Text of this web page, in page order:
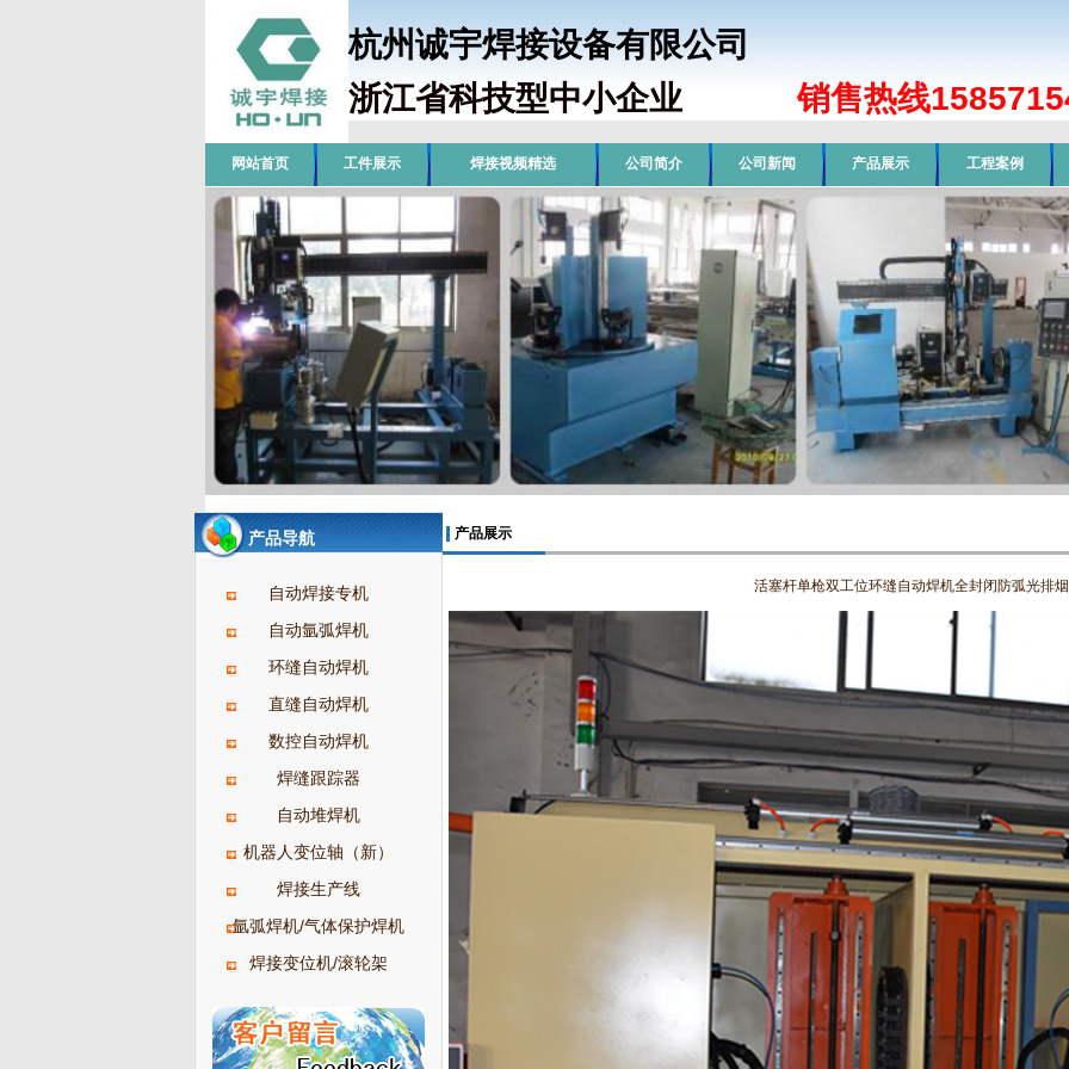
杭州诚宇焊接设备有限公司
浙江省科技型中小企业 销售热线
网站首页 工件展示 焊接视频精选 公司简介 公司新闻 产品展示 工程案例
产品导航
自动焊接专机
自动氩弧焊机
环缝自动焊机
直缝自动焊机
数控自动焊机
焊缝跟踪器
自动堆焊机
机器人变位轴（新）
焊接生产线
氩弧焊机/气体保护焊机
焊接变位机/滚轮架
产品展示
活塞杆单枪双工位环缝自动焊机全封闭防弧光排